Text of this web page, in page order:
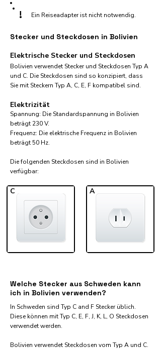
! Ein Reiseadapter ist nicht notwendig.
Stecker und Steckdosen in Bolivien
Elektrische Stecker und Steckdosen
Bolivien verwendet Stecker und Steckdosen Typ A
und C. Die Steckdosen sind so konzipiert, dass
Sie mit Steckern Typ A, C, E, F kompatibel sind.
Elektrizität
Spannung: Die Standardspannung in Bolivien
beträgt 230 V.
Frequenz: Die elektrische Frequenz in Bolivien
beträgt 50 Hz.
Die folgenden Steckdosen sind in Bolivien
verfügbar:​
C A
Welche Stecker aus Schweden kann
ich in Bolivien verwenden?
In Schweden sind Typ C and F Stecker üblich.
Diese können mit Typ C, E, F, J, K, L, O Steckdosen
verwendet werden.
Bolivien verwendet Steckdosen vom Typ A und C.